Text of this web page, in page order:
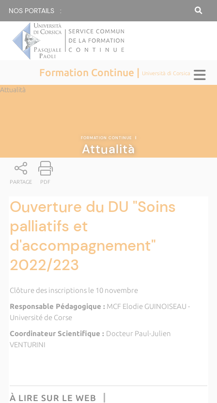
NOS PORTAILS :
Formation Continue | Università di Corsica
Attualità
FORMATION CONTINUE |
Attualità
PARTAGE PDF
Ouverture du DU "Soins
palliatifs et
d'accompagnement"
2022/223
Clôture des inscriptions le 10 novembre
Responsable Pédagogique : MCF Elodie GUINOISEAU -
Université de Corse
Coordinateur Scientifique : Docteur Paul-Julien
VENTURINI
À LIRE SUR LE WEB